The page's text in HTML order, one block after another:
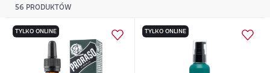
56 PRODUKTÓW
TYLKO ONLINE TYLKO ONLINE